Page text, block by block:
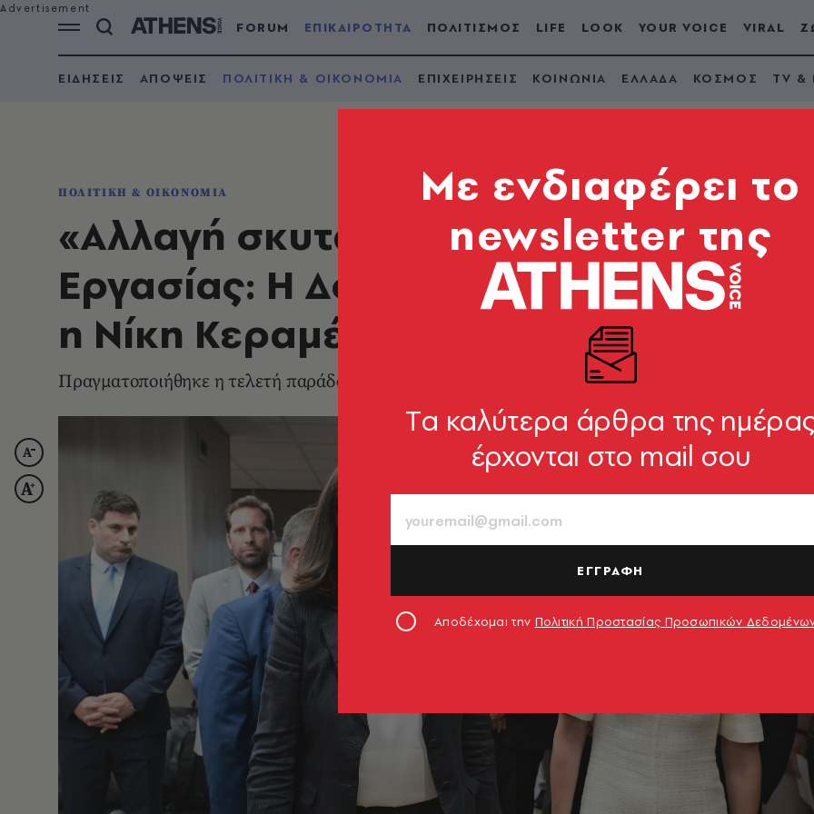
FORUM ΕΠΙΚΑΙΡΟΤΗΤΑ ΠΟΛΙΤΙΣΜΟΣ LIFE LOOK YOUR VOICE VIRAL
ΕΙΔΗΣΕΙΣ ΑΠΟΨΕΙΣ ΠΟΛΙΤΙΚΗ & ΟΙΚΟΝΟΜΙΑ ΕΠΙΧΕΙΡΗΣΕΙΣ ΚΟΙΝΩΝΙΑ ΕΛΛΑΔΑ ΚΟΣΜΟΣ TV &
ΠΟΛΙΤΙΚΗ & ΟΙΚΟΝΟΜΙΑ
«Αλλαγή σκυτάλης» στο υπουργείο
Εργασίας: Η Δόμνα Μιχαηλίδου
η Νίκη Κεραμέως παρέλαβε
Πραγματοποιήθηκε η τελετή παράδοσης παραλαβής
Mε ενδιαφέρει το
newsletter της
Tα καλύτερα άρθρα της
έρχονται στο mail σου
ΕΓΓΡΑΦΗ
Αποδέχομαι την Πολιτική Προστασίας Προσωπικών